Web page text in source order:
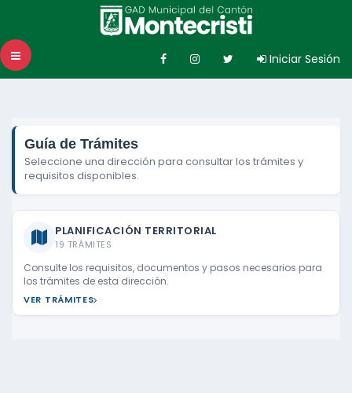
Toggle
navigation
Iniciar Sesión
Guía de Trámites
Seleccione una dirección para consultar los trámites y
requisitos disponibles.
PLANIFICACIÓN TERRITORIAL
19 TRÁMITES
Consulte los requisitos, documentos y pasos necesarios para
los trámites de esta dirección.
VER TRÁMITES